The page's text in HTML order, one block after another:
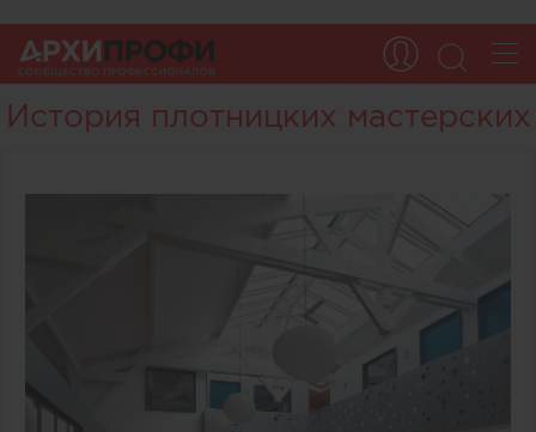
История плотницких мастерских